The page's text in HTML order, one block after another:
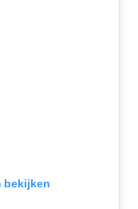
bekijken